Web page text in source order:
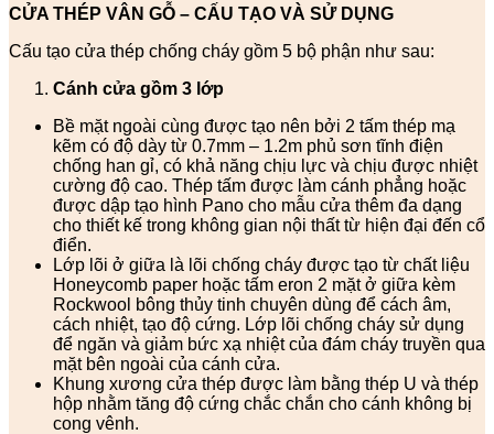
CỬA THÉP VÂN GỖ – CẤU TẠO VÀ SỬ DỤNG
Cấu tạo cửa thép chống cháy gồm 5 bộ phận như sau:
Cánh cửa gồm 3 lớp
Bề mặt ngoài cùng được tạo nên bởi 2 tấm thép mạ
kẽm có độ dày từ 0.7mm – 1.2m phủ sơn tĩnh điện
chống han gỉ, có khả năng chịu lực và chịu được nhiệt
cường độ cao. Thép tấm được làm cánh phẳng hoặc
được dập tạo hình Pano cho mẫu cửa thêm đa dạng
cho thiết kế trong không gian nội thất từ hiện đại đến cổ
điển.
Lớp lõi ở giữa là lõi chống cháy được tạo từ chất liệu
Honeycomb paper hoặc tấm eron 2 mặt ở giữa kèm
Rockwool bông thủy tinh chuyên dùng để cách âm,
cách nhiệt, tạo độ cứng. Lớp lõi chống cháy sử dụng
để ngăn và giảm bức xạ nhiệt của đám cháy truyền qua
mặt bên ngoài của cánh cửa.
Khung xương cửa thép được làm bằng thép U và thép
hộp nhằm tăng độ cứng chắc chắn cho cánh không bị
cong vênh.